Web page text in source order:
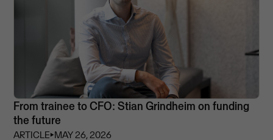
From trainee to CFO: Stian Grindheim on funding
the future
ARTICLE⏵MAY 26, 2026